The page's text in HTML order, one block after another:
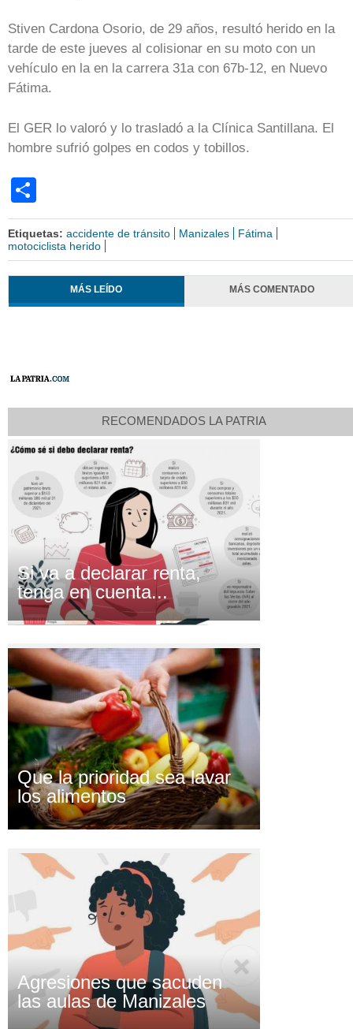
Stiven Cardona Osorio, de 29 años, resultó herido en la
tarde de este jueves al colisionar en su moto con un
vehículo en la en la carrera 31a con 67b-12, en Nuevo
Fátima.
El GER lo valoró y lo trasladó a la Clínica Santillana. El
hombre sufrió golpes en codos y tobillos.
Etiquetas: accidente de tránsito Manizales
Fátima
motociclista herido
MÁS LEÍDO MÁS COMENTADO
RECOMENDADOS LA PATRIA
Si va a declarar renta,
tenga en cuenta...
Que la prioridad sea lavar
los alimentos
Agresiones que sacuden
las aulas de Manizales